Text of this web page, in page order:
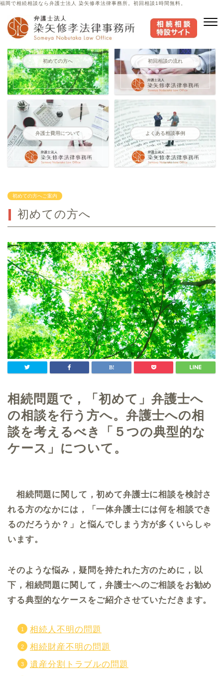
福岡で相続相談なら弁護士法人 染矢修孝法律事務所。初回相談1時間無料。
初めての方へ 初回相談の流れ
弁護士費用について よくある相談事例
初めての方へご案内
初めての方へ
相続問題で，「初めて」弁護士へ
の相談を行う方へ。弁護士への相
談を考えるべき「５つの典型的な
ケース」について。
相続問題に関して，初めて弁護士に相談を検討さ
れる方のなかには，「一体弁護士には何を相談でき
るのだろうか？」と悩んでしまう方が多くいらしゃ
います。
そのような悩み，疑問を持たれた方のために，以
下，相続問題に関して，弁護士へのご相談をお勧め
する典型的なケースをご紹介させていただきます。
相続人不明の問題
相続財産不明の問題
遺産分割トラブルの問題